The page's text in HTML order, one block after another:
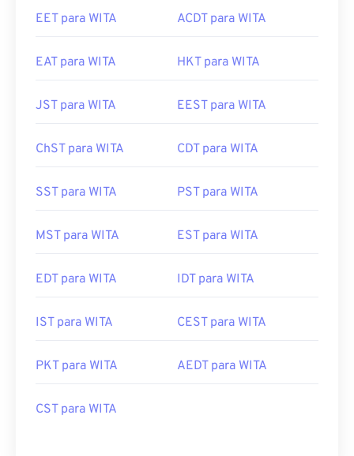
EET para WITA ACDT para WITA
EAT para WITA HKT para WITA
JST para WITA EEST para WITA
ChST para WITA CDT para WITA
SST para WITA PST para WITA
MST para WITA EST para WITA
EDT para WITA IDT para WITA
IST para WITA CEST para WITA
PKT para WITA AEDT para WITA
CST para WITA